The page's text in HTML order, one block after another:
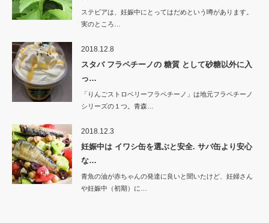
ステビアは、妊娠中にとってはだめという噂があります。
実のところ…
2018.12.8
スタバ フラペチーノの 糖質 として砂糖以外に入
っ…
「りんごストロベリーフラペチーノ」は地元フラペチーノ
シリーズの１つ。青森…
2018.12.3
妊娠中は イワシ缶を選ぶと安全. サバ缶より安心
な…
青魚の油が赤ちゃんの発達に良いと聞いたけど、妊婦さん
や妊娠中（初期）に…